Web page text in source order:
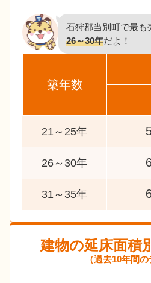
石狩郡当別町で最も
26～30年だよ！
築年数
21～25年
26～30年
31～35年
建物の延床面積
（過去10年間の